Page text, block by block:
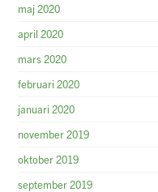
maj 2020
april 2020
mars 2020
februari 2020
januari 2020
november 2019
oktober 2019
september 2019